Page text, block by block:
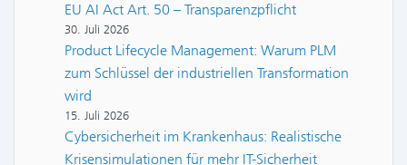
EU AI Act Art. 50 – Transparenzpflicht
30. Juli 2026
Product Lifecycle Management: Warum PLM
zum Schlüssel der industriellen Transformation
wird
15. Juli 2026
Cybersicherheit im Krankenhaus: Realistische
Krisensimulationen für mehr IT-Sicherheit